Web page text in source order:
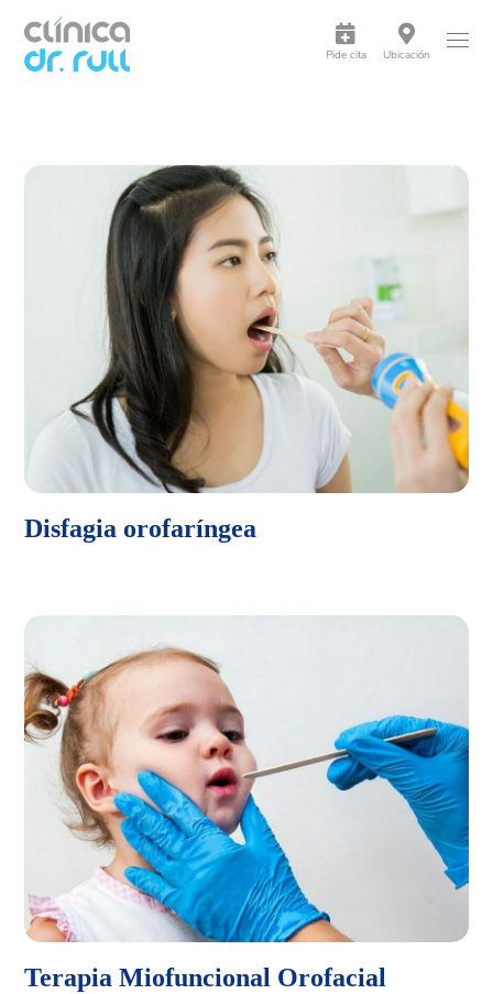
Pide cita Ubicación
Disfagia orofaríngea
Terapia Miofuncional Orofacial